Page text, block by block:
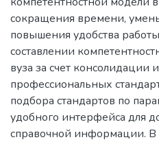
сокращения времени,
повышения удобства
составлении
вуза за счет
профессиональных
подбора стандартов по
удобного интерфейса для
справочной информации. В